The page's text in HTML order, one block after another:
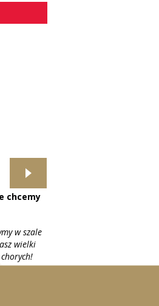
chcemy
w szale
wielki